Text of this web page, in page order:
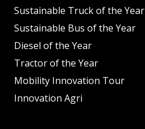
Sustainable Truck of the Year
Sustainable Bus of the Year
Diesel of the Year
Tractor of the Year
Mobility Innovation Tour
Innovation Agri